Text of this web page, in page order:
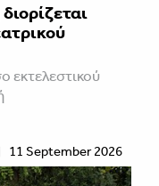
εκτελεστικού
11 September 2026